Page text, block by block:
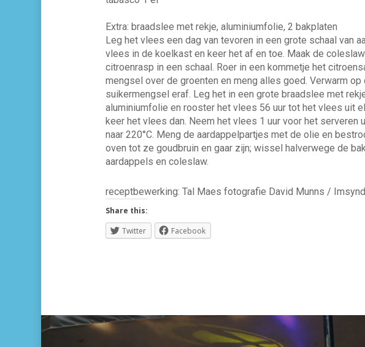
Extra: braadslee met rekje, aluminiumfolie, 2 bakplaten
Leg het vlees een dag van tevoren in een grote schaal van
vlees in de koelkast en keer het af en toe. Maak de
citroenrasp in een schaal. Roer in een kommetje het
mengsel over de groenten en meng alles goed. Verwarm
suikermengsel eraf. Leg het in een grote braadslee met
aluminiumfolie en rooster het vlees 5­6 uur tot het vlees uit
keer het vlees dan. Neem het vlees 1 uur voor het
naar 220°C. Meng de aardappelpartjes met de olie en
oven tot ze goudbruin en gaar zijn; wissel halverwege de
aardappels en coleslaw.
receptbewerking: Tal Maes fotografie David Munns /
Share this:
Twitter
Facebook